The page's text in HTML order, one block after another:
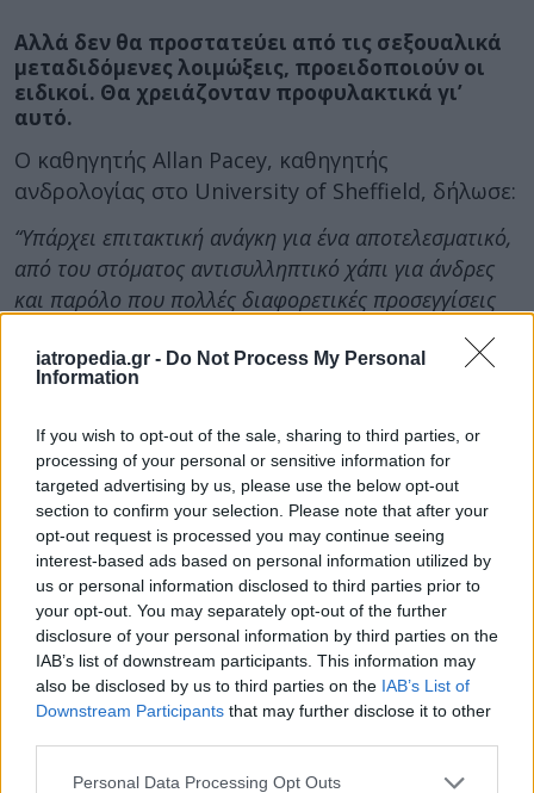
iatropedia.gr - Do Not Process My Personal
Information
If you wish to opt-out of the sale, sharing to third parties, or
processing of your personal or sensitive information for
targeted advertising by us, please use the below opt-out
section to confirm your selection. Please note that after your
opt-out request is processed you may continue seeing
interest-based ads based on personal information utilized by
us or personal information disclosed to third parties prior to
your opt-out. You may separately opt-out of the further
disclosure of your personal information by third parties on the
IAB’s list of downstream participants. This information may
also be disclosed by us to third parties on the IAB’s List of
Downstream Participants that may further disclose it to other
Personal Data Processing Opt Outs
Αλλά δεν θα προστατεύει από τις σεξουαλικά
μεταδιδόμενες λοιμώξεις, προειδοποιούν οι
ειδικοί. Θα χρειάζονταν προφυλακτικά γι’
αυτό.
Ο καθηγητής Allan Pacey, καθηγητής
ανδρολογίας στο University of Sheffield, δήλωσε:
“Υπάρχει επιτακτική ανάγκη για ένα αποτελεσματικό,
από του στόματος αντισυλληπτικό χάπι για άνδρες
και παρόλο που πολλές διαφορετικές προσεγγίσεις
φτάσει ακόμη στην αγορά.
έρευνα, δηλαδή να εξαφανιστεί το βασικό ένζυμο στο
σπέρμα που είναι κρίσιμο για την κίνησή του, είναι
μια πραγματικά νέα ιδέα. Το γεγονός ότι μπορεί να
δράσει και να υποχωρήσει τόσο γρήγορα είναι
πραγματικά πολύ συναρπαστικό.
Εάν οι δοκιμές σε ποντίκια μπορούν να
επαναληφθούν και σε ανθρώπους με τον ίδιο βαθμό
αποτελεσματικότητας, τότε αυτή θα μπορούσε
κάλλιστα να είναι η αντισυλληπτική προσέγγιση για
Έχουν κάνει κάποιες δοκιμές σε ανθρώπινο σπέρμα